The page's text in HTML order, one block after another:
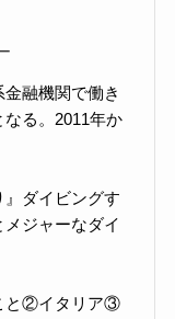
融機関で働き
る。2011年か
ダイビングす
ジャーなダイ
と②イタリア③